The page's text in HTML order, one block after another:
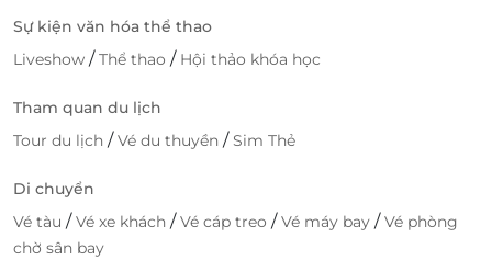
Sự kiện văn hóa thể thao
Liveshow /Thể thao / Hội thảo khóa học
Tham quan du lịch
Tour du lịch /Vé du thuyền /Sim Thẻ
Di chuyển
Vé tàu /Vé xe khách /Vé cáp treo /Vé máy bay /Vé phòng
chờ sân bay